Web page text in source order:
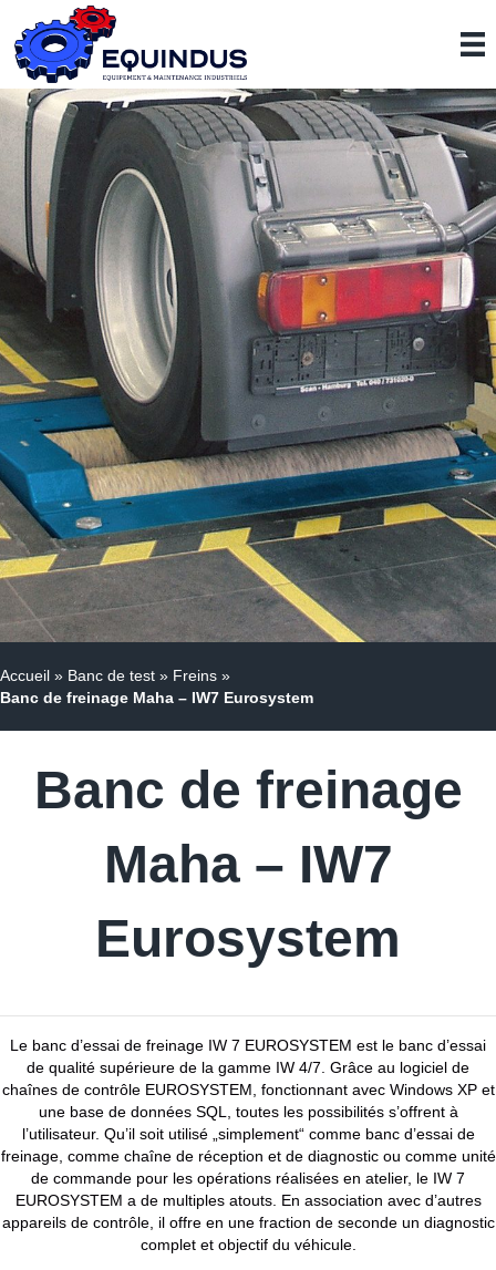
Accueil » Banc de test » Freins »
Banc de freinage Maha – IW7 Eurosystem
Banc de freinage
Maha – IW7
Eurosystem
Le banc d’essai de freinage IW 7 EUROSYSTEM est le banc d’essai
de qualité supérieure de la gamme IW 4/7. Grâce au logiciel de
chaînes de contrôle EUROSYSTEM, fonctionnant avec Windows XP et
une base de données SQL, toutes les possibilités s’offrent à
l’utilisateur. Qu’il soit utilisé „simplement“ comme banc d’essai de
freinage, comme chaîne de réception et de diagnostic ou comme unité
de commande pour les opérations réalisées en atelier, le IW 7
EUROSYSTEM a de multiples atouts. En association avec d’autres
appareils de contrôle, il offre en une fraction de seconde un diagnostic
complet et objectif du véhicule.